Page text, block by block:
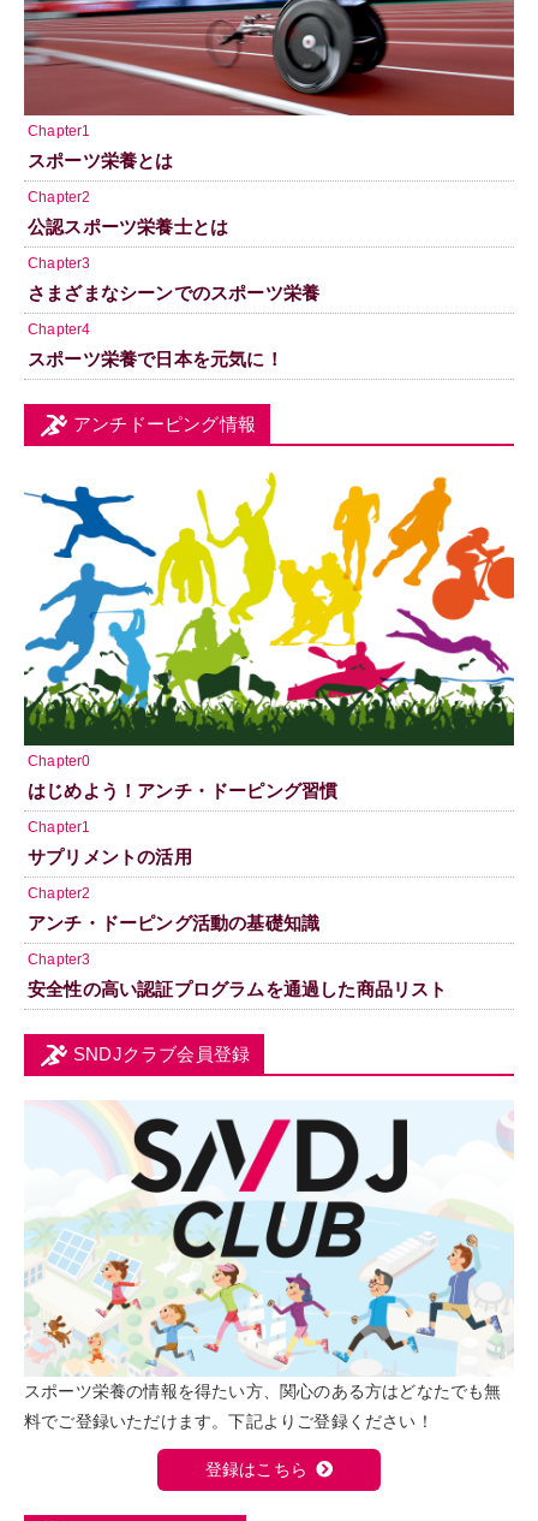
Chapter1
スポーツ栄養とは
Chapter2
公認スポーツ栄養士とは
Chapter3
さまざまなシーンでのスポーツ栄養
Chapter4
スポーツ栄養で日本を元気に！
アンチドーピング情報
Chapter0
はじめよう！アンチ・ドーピング習慣
Chapter1
サプリメントの活用
Chapter2
アンチ・ドーピング活動の基礎知識
Chapter3
安全性の高い認証プログラムを通過した商品リスト
SNDJクラブ会員登録
スポーツ栄養の情報を得たい方、関心のある方はどなたでも無
料でご登録いただけます。下記よりご登録ください！
登録はこちら